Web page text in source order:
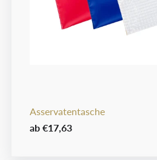
Asservatentasche
ab €17,63